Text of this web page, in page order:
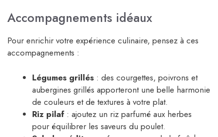
Accompagnements idéaux
Pour enrichir votre expérience culinaire, pensez à ces
accompagnements :
Légumes grillés : des courgettes, poivrons et
aubergines grillés apporteront une belle harmonie
de couleurs et de textures à votre plat.
Riz pilaf : ajoutez un riz parfumé aux herbes
pour équilibrer les saveurs du poulet.